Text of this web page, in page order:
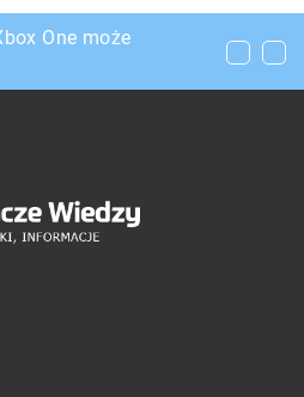
stolik
One może
zbilansowanie